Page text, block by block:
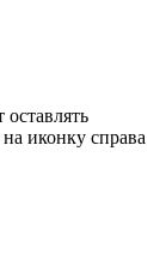
иконку справа